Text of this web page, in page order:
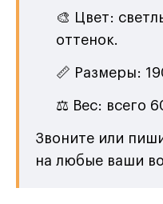
🎨 Цвет:
оттенок.
📏 Размеры:
⚖️ Вес: всего
Звоните или
на любые ваши